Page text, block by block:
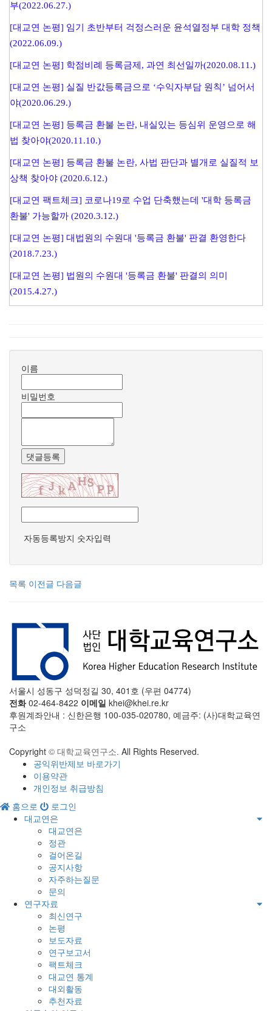
부(2022.06.27.)
[대교연 논평] 임기 초반부터 걱정스러운 윤석열정부 대학 정책
(2022.06.09.)
[대교연 논평] 학점비례 등록금제, 과연 최선일까(2020.08.11.)
[대교연 논평] 실질 반값등록금으로 ‘수익자부담 원칙’ 넘어서
야(2020.06.29.)
[대교연 논평] 등록금 환불 논란, 내실있는 등심위 운영으로 해
법 찾아야(2020.11.10.)
[대교연 논평] 등록금 환불 논란, 사법 판단과 별개로 실질적 보
상책 찾아야 (2020.6.12.)
[대교연 팩트체크] 코로나19로 수업 단축했는데 '대학 등록금
환불' 가능할까 (2020.3.12.)
[대교연 논평] 대법원의 수원대 '등록금 환불' 판결 환영한다
(2018.7.23.)
[대교연 논평] 법원의 수원대 '등록금 환불' 판결의 의미
(2015.4.27.)
이름
비밀번호
댓글등록
자동등록방지 숫자입력
목록 이전글 다음글
서울시 성동구 성덕정길 30, 401호 (우편 04774)
전화02-464-8422 이메일 khei@khei.re.kr
후원계좌안내 : 신한은행 100-035-020780, 예금주: (사)대학교육연
구소
Copyright © 대학교육연구소. All Rights Reserved.
공익위반제보 바로가기
이용약관
개인정보 취급방침
홈으로
로그인
대교연은
대교연은
정관
걸어온길
공지사항
자주하는질문
문의
연구자료
최신연구
논평
보도자료
연구보고서
팩트체크
대교연 통계
대외활동
추천자료